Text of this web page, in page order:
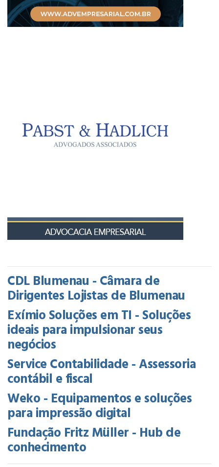
CDL Blumenau - Câmara de
Dirigentes Lojistas de Blumenau
Exímio Soluções em TI - Soluções
ideais para impulsionar seus
negócios
Service Contabilidade - Assessoria
contábil e fiscal
Weko - Equipamentos e soluções
para impressão digital
Fundação Fritz Müller - Hub de
conhecimento